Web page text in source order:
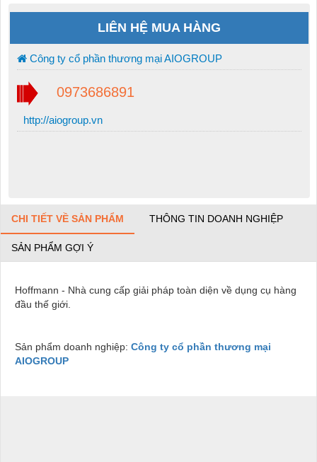
LIÊN HỆ MUA HÀNG
Công ty cổ phần thương mại AIOGROUP
0973686891
http://aiogroup.vn
CHI TIẾT VỀ SẢN PHẨM THÔNG TIN DOANH NGHIỆP
SẢN PHẨM GỢI Ý
Hoffmann - Nhà cung cấp giải pháp toàn diện về dụng cụ hàng
đầu thế giới.
Sản phẩm doanh nghiệp: Công ty cổ phần thương mại
AIOGROUP